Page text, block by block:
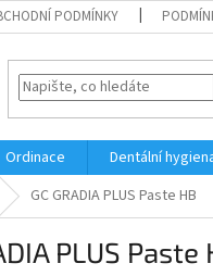
PODMÍNKY
Ordinace Dentální
GC GRADIA PLUS Paste HB
PLUS Paste